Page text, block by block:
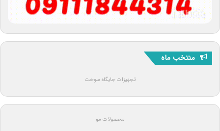
منتخب ماه
تجهیزات جایگاه سوخت
محصولات مو